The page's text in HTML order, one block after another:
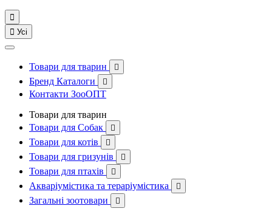

 Усі
Товари для тварин 
Бренд Каталоги 
Контакти ЗооОПТ
Товари для тварин
Товари для Собак

Товари для котів 
Товари для гризунів 
Товари для птахів 
Акваріумістика та тераріумістика 
Загальні зоотовари 